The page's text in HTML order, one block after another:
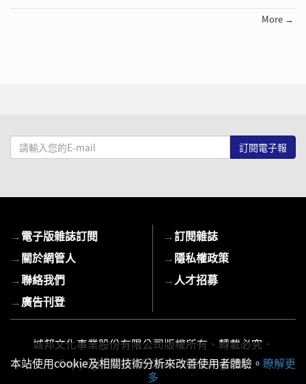
More →
請
輸
mail
→電子版雜誌訂閱
→關於網管人
→聯絡我們
→廣告刊登
→訂閱雜誌
→隱私權政策
→ 人才招募
城邦文化事業股份有限公司版權所有、轉載必究．
Copyright © 2026 Cite Publishing Ltd.
本站使用cookie及相關技術分析來改善使用者體驗。 瞭解更
多